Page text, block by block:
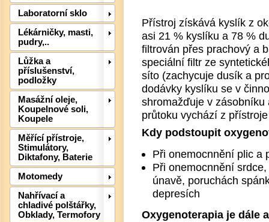
Laboratorní sklo
Lékárničky, masti,
pudry,..
Lůžka a
příslušenství,
podložky
Masážní oleje,
Koupelnové soli,
Koupele
Měřící přístroje,
Stimulátory,
Diktafony, Baterie
Motomedy
Nahřívací a
chladivé polštářky,
Obklady, Termofory
Přístroj získává kyslík z
asi 21 % kyslíku a 78 %
filtrován přes prachový a
speciální filtr ze
síto (zachycuje dusík a
dodávky kyslíku se v
shromažďuje v
průtoku vychází z
Kdy podstoupit
Při onemocnnění plic a
Při onemocnnění
únavě, poruchách
depresích
Oxygenoterapia je dále